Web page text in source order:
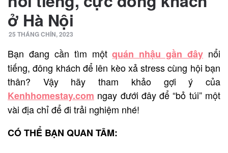
ở Hà Nội
25 THÁNG CHÍN, 2023
Bạn đang cần tìm mộtquán nhậu gần đây nổi
tiếng, đông khách để lên kèo xả stress cùng hội bạn
thân? Vậy hãy tham khảo gợi ý của
Kenhhomestay.com ngay đưới đây để “bỏ túi” một
vài địa chỉ để đi trải nghiệm nhé!
CÓ THỂ BẠN QUAN TÂM: